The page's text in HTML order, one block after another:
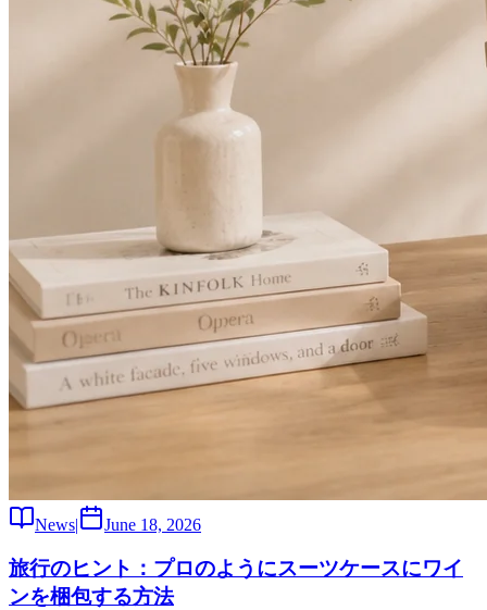
News| June 18, 2026
旅行のヒント：プロのようにスーツケースにワイ
ンを梱包する方法